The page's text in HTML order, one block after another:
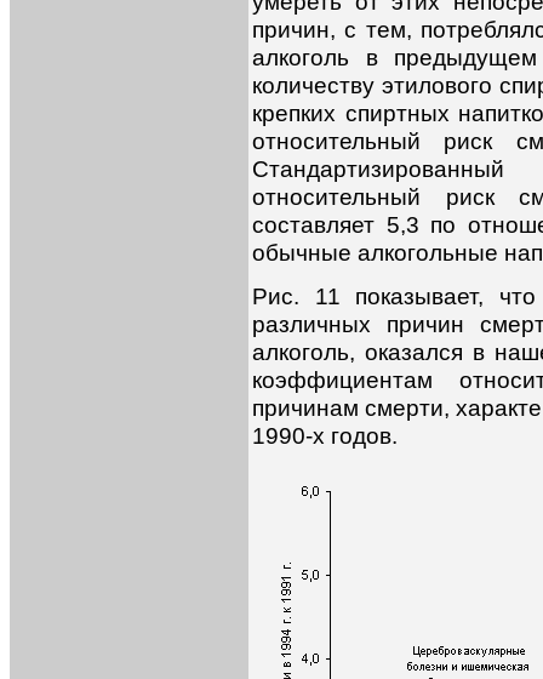
причин, с тем,
алкоголь в
количеству этилового
крепких спиртных
относительный риск
относительный риск
составляет 5,3 по
обычные алкогольные
Рис. 11 показывает,
различных причин
алкоголь, оказался в
коэффициентам
причинам смерти,
1990-х годов.